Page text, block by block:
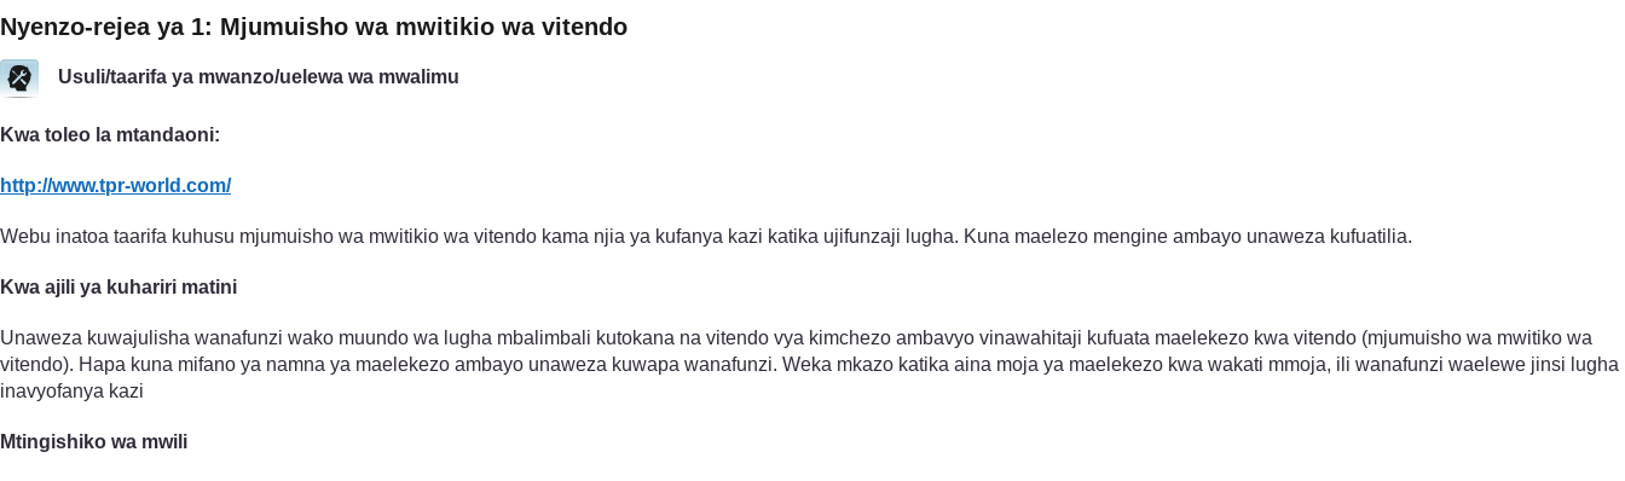
Nyenzo-rejea ya 1: Mjumuisho wa mwitikio wa vitendo
Usuli/taarifa ya mwanzo/uelewa wa mwalimu
Kwa toleo la mtandaoni:
http://www.tpr-world.com/
Webu inatoa taarifa kuhusu mjumuisho wa mwitikio wa vitendo kama njia ya kufanya kazi katika ujifunzaji lugha. Kuna maelezo mengine ambayo unaweza kufuatilia.
Kwa ajili ya kuhariri matini
Unaweza kuwajulisha wanafunzi wako muundo wa lugha mbalimbali kutokana na vitendo vya kimchezo ambavyo vinawahitaji kufuata maelekezo kwa vitendo (mjumuisho wa mwitiko wa
vitendo). Hapa kuna mifano ya namna ya maelekezo ambayo unaweza kuwapa wanafunzi. Weka mkazo katika aina moja ya maelekezo kwa wakati mmoja, ili wanafunzi waelewe jinsi lugha
inavyofanya kazi
Mtingishiko wa mwili